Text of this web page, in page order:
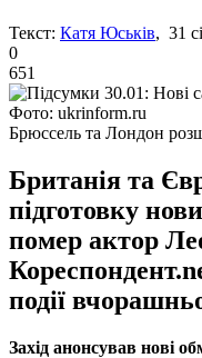
Текст: Катя Юськів, 31
0
651
Фото: ukrinform.ru
Брюссель та Лондон
Британія та
підготовку
помер актор
події
Захід анонсував нові